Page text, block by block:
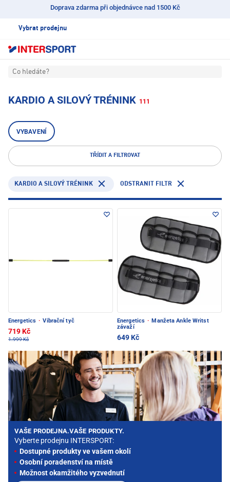
Doprava zdarma při objednávce nad 1500 Kč
Vybrat prodejnu
Co hledáte?
KARDIO A SILOVÝ TRÉNINK 111
VYBAVENÍ
TŘÍDIT A FILTROVAT
KARDIO A SILOVÝ TRÉNINK ODSTRANIT FILTR
Energetics · Vibrační tyč
719 Kč
1.999 Kč
Energetics · Manžeta Ankle Writst
závaží
649 Kč
VAŠE PRODEJNA.VAŠE PRODUKTY.
Vyberte prodejnu INTERSPORT:
Dostupné produkty ve vašem okolí
Osobní poradenství na místě
Možnost okamžitého vyzvednutí